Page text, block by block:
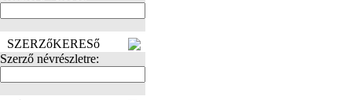
SZERZőKERESő
Szerző névrészletre: